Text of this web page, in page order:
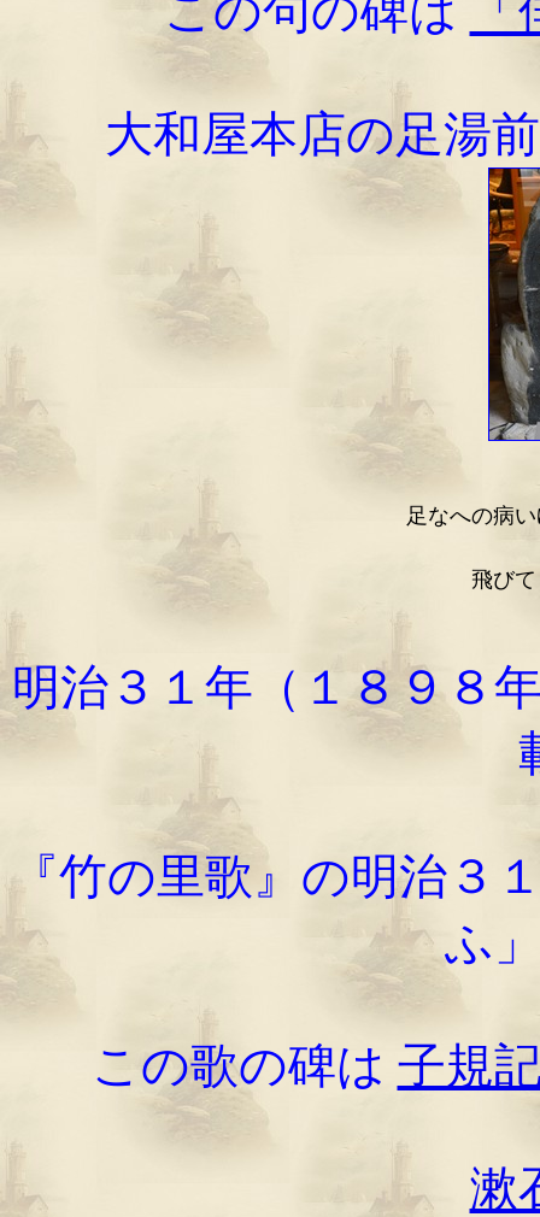
この句の碑は
大和屋本店の足湯
足なへの病
飛びても
明治３１年（１８９８
『竹の里歌』の明治３
ふ
この歌の碑は 子規
漱